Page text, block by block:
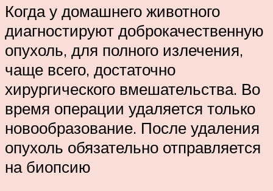
Когда у домашнего животного
диагностируют доброкачественную
опухоль, для полного излечения,
чаще всего, достаточно
хирургического вмешательства. Во
время операции удаляется только
новообразование. После удаления
опухоль обязательно отправляется
на биопсию